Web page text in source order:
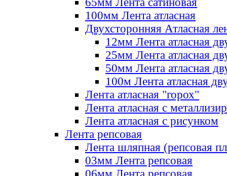
100мм Лента атласная
Двухсторонняя Атласная
12мм Лента атласная
25мм Лента атласная
50мм Лента атласная
100м Лента атласная
Лента атласная "горох"
Лента атласная с
Лента атласная с рисунком
Лента репсовая
Лента шляпная (репсовая
03мм Лента репсовая